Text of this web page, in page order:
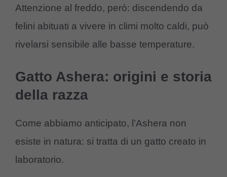
Attenzione al freddo, però: discendendo da
felini abituati a vivere in climi molto caldi, può
rivelarsi sensibile alle basse temperature.
Gatto Ashera: origini e storia
della razza
Come abbiamo anticipato, l’Ashera non
esiste in natura: si tratta di un gatto creato in
laboratorio.